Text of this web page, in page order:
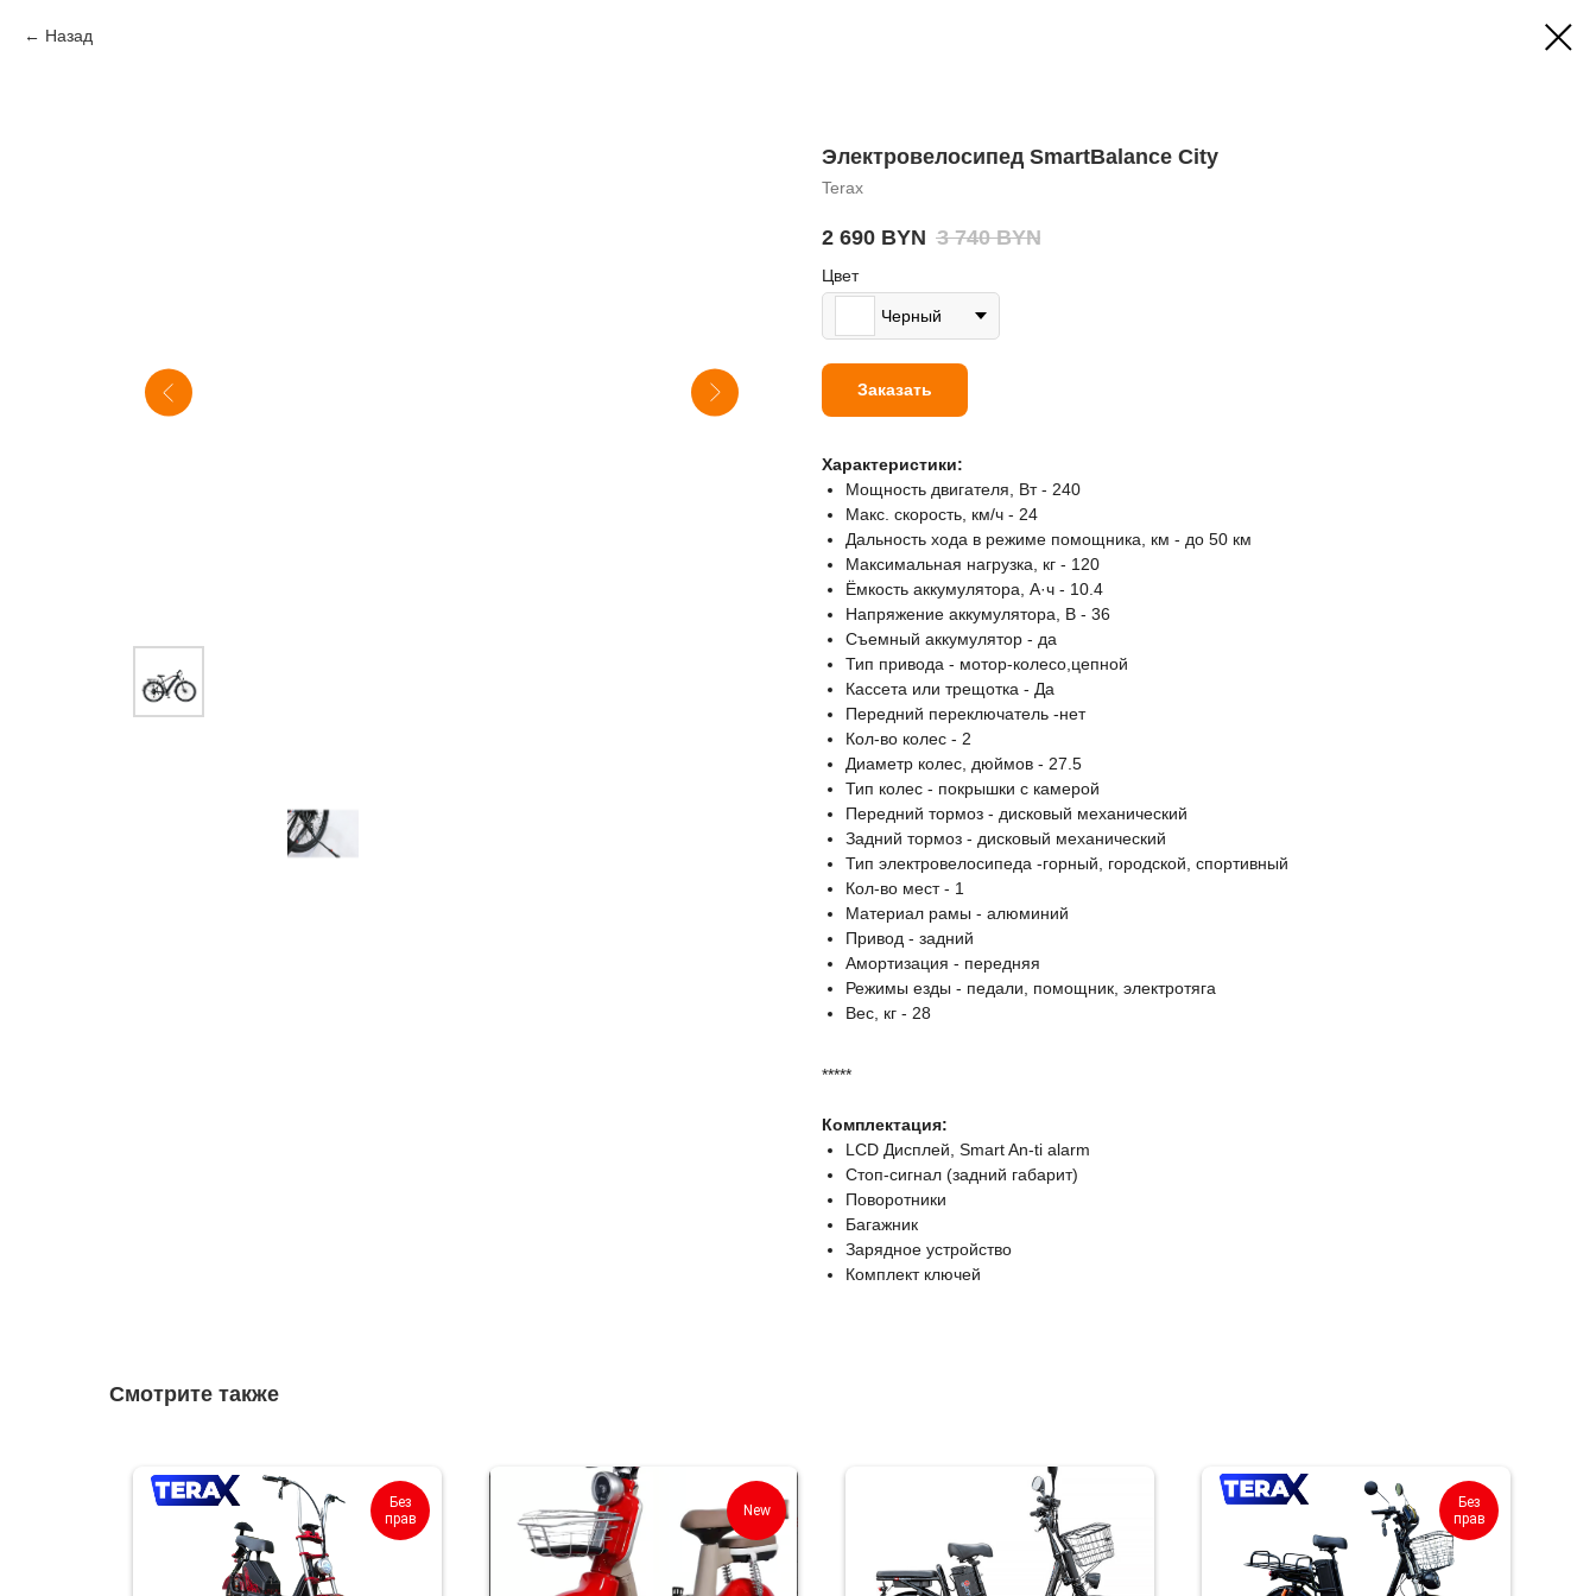
Назад
Электровелосипед SmartBalance City
Terax
2 690 BYN 3 740 BYN
Цвет
Черный
Заказать
Характеристики:
Мощность двигателя, Вт - 240
Макс. скорость, км/ч - 24
Дальность хода в режиме помощника, км - до 50 км
Максимальная нагрузка, кг - 120
Ёмкость аккумулятора, А·ч - 10.4
Напряжение аккумулятора, В - 36
Съемный аккумулятор - да
Тип привода - мотор-колесо,цепной
Кассета или трещотка - Да
Передний переключатель -нет
Кол-во колес - 2
Диаметр колес, дюймов - 27.5
Тип колес - покрышки с камерой
Передний тормоз - дисковый механический
Задний тормоз - дисковый механический
Тип электровелосипеда -горный, городской, спортивный
Кол-во мест - 1
Материал рамы - алюминий
Привод - задний
Амортизация - передняя
Режимы езды - педали, помощник, электротяга
Вес, кг - 28
*****
Комплектация:
LCD Дисплей, Smart An-ti alarm
Стоп-сигнал (задний габарит)
Поворотники
Багажник
Зарядное устройство
Комплект ключей
Смотрите также
Без
прав
New
Без
прав